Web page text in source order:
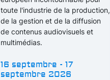
toute l'industrie de la production,
de la gestion et de la diffusion
de contenus audiovisuels et
multimédias.
16 septembre - 17
septembre 2026